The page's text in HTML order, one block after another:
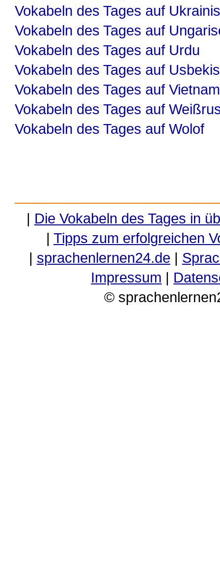
Vokabeln des Tages auf
Vokabeln des Tages auf
Vokabeln des Tages auf Urdu
Vokabeln des Tages auf
Vokabeln des Tages auf
Vokabeln des Tages auf
Vokabeln des Tages auf Wolof
| Die Vokabeln des Tages in
| Tipps zum erfolgreichen
| sprachenlernen24.de |
Impressum |
©